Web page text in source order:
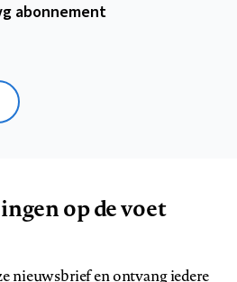
abonnement
op de voet
nieuwsbrief en ontvang iedere